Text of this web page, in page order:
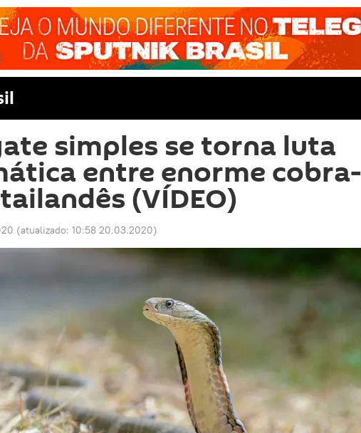
simples se torna luta
entre enorme cobra-
(VÍDEO)
(atualizado: 10:58 20.03.2020)